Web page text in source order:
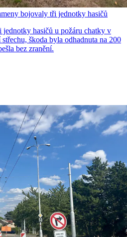
bojovaly tři jednotky hasičů
jednotky hasičů u požáru chatky v
škoda byla odhadnuta na 200
bez zranění.